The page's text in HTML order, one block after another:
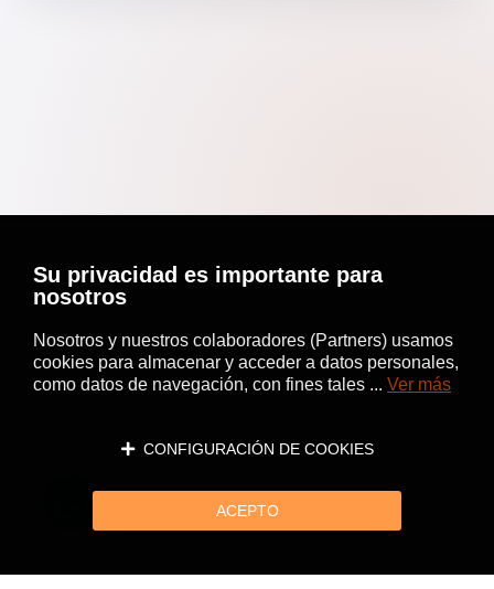
Su privacidad es importante para
nosotros
Nosotros y nuestros colaboradores (Partners) usamos
cookies para almacenar y acceder a datos personales,
como datos de navegación, con fines tales ... Ver más
CONFIGURACIÓN DE COOKIES
ACEPTO